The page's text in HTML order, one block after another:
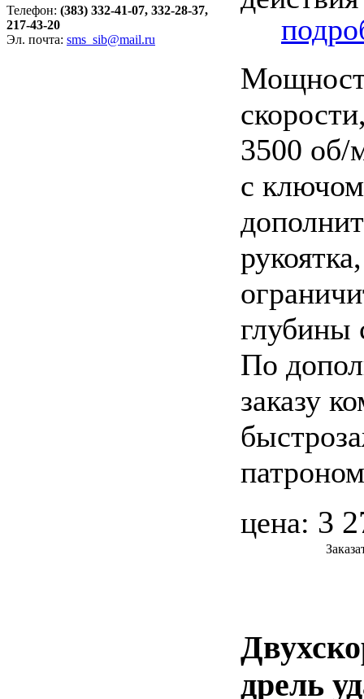
Телефон: (383) 332-41-07, 332-28-37,
217-43-20
Эл. почта: sms_sib@mail.ru
3500 об/
с
рукоятка,
глубины
По
заказу
патроном
цена: 3
дрель